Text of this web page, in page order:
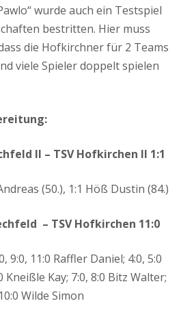
wurde auch ein Testspiel
bestritten. Hier muss
die Hofkirchner für 2 Teams
viele Spieler doppelt spielen
II – TSV Hofkirchen II 1:1
(50.), 1:1 Höß Dustin (84.)
– TSV Hofkirchen 11:0
9:0, 11:0 Raffler Daniel; 4:0, 5:0
Kneißle Kay; 7:0, 8:0 Bitz Walter;
10:0 Wilde Simon